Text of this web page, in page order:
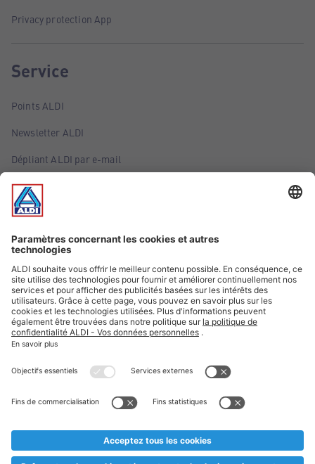
Privacy protection App
Service
Points ALDI
Newsletter ALDI
Dépliant ALDI par e-mail
Offres
Infos essentielles
Suivez ALDI Belgique
Textes marqués d'un astérisque et mentions légales
* Nous vendons ces articles temporairement et jusqu'à
au cas où, malgré le planning bien étudié, nous serions
prématurément en rupture de stock. Prix Recupel et TVA incl.
** Sur ce site, l’utilisation de la forme masculine a été adoptée